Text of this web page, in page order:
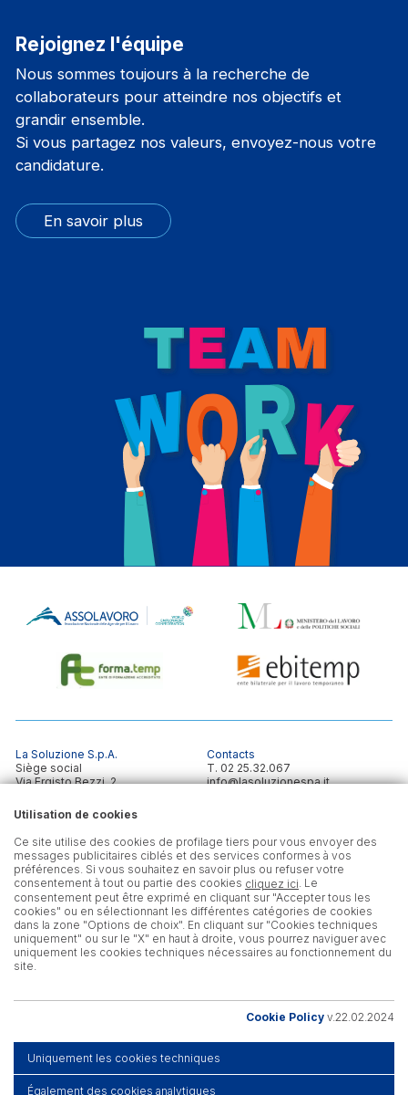
Rejoignez l'équipe
Nous sommes toujours à la recherche de
collaborateurs pour atteindre nos objectifs et
grandir ensemble.
Si vous partagez nos valeurs, envoyez-nous votre
candidature.
En savoir plus
La Soluzione S.p.A.
Siège social
Via Ergisto Bezzi, 2
P.IVA e C.F. 09361940969
Autorizzazione Ministeriale
n. 0000070 del 26/06/2023
Capitale sociale i.v. €600.000
Contacts
T. 02 25.32.067
info@lasoluzionespa.it
Suivez-nous
Nos certifications
Égalité des Genres
Transparence
Cookie Policy
Credits
Modifier les choix de cookies
Utilisation de cookies
Ce site utilise des cookies de profilage tiers pour vous envoyer des
messages publicitaires ciblés et des services conformes à vos
préférences. Si vous souhaitez en savoir plus ou refuser votre
consentement à tout ou partie des cookies cliquez ici. Le
consentement peut être exprimé en cliquant sur "Accepter tous les
cookies" ou en sélectionnant les différentes catégories de cookies
dans la zone "Options de choix". En cliquant sur "Cookies techniques
uniquement" ou sur le "X" en haut à droite, vous pourrez naviguer avec
uniquement les cookies techniques nécessaires au fonctionnement du
site.
Cookie Policy v.22.02.2024
Uniquement les cookies techniques
Également des cookies analytiques